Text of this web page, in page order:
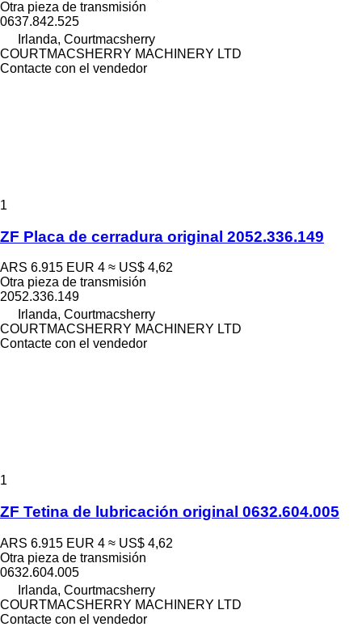
Otra pieza de transmisión
0637.842.525
Irlanda, Courtmacsherry
COURTMACSHERRY MACHINERY LTD
Contacte con el vendedor
1
ZF Placa de cerradura original 2052.336.149
ARS 6.915 EUR 4 ≈ US$ 4,62
Otra pieza de transmisión
2052.336.149
Irlanda, Courtmacsherry
COURTMACSHERRY MACHINERY LTD
Contacte con el vendedor
1
ZF Tetina de lubricación original 0632.604.005
ARS 6.915 EUR 4 ≈ US$ 4,62
Otra pieza de transmisión
0632.604.005
Irlanda, Courtmacsherry
COURTMACSHERRY MACHINERY LTD
Contacte con el vendedor